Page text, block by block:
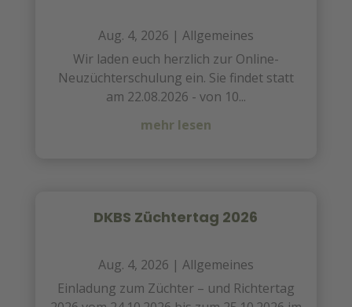
Aug. 4, 2026 | Allgemeines
Wir laden euch herzlich zur Online-
Neuzüchterschulung ein. Sie findet statt
am 22.08.2026 - von 10...
mehr lesen
DKBS Züchtertag 2026
Aug. 4, 2026 | Allgemeines
Einladung zum Züchter – und Richtertag